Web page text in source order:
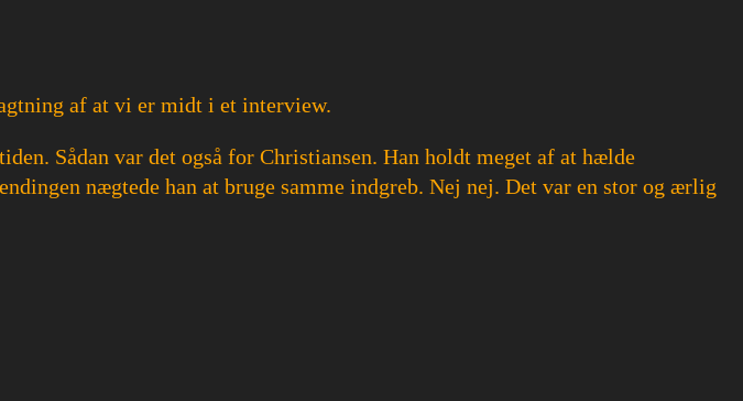
af at vi er midt i et interview.
Sådan var det også for Christiansen. Han holdt meget af at hælde
nægtede han at bruge samme indgreb. Nej nej. Det var en stor og ærlig